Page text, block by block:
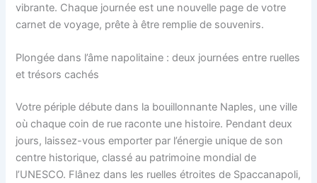
vibrante. Chaque journée est une nouvelle page de votre
carnet de voyage, prête à être remplie de souvenirs.
Plongée dans l’âme napolitaine : deux journées entre ruelles
et trésors cachés
Votre périple débute dans la bouillonnante Naples, une ville
où chaque coin de rue raconte une histoire. Pendant deux
jours, laissez-vous emporter par l’énergie unique de son
centre historique, classé au patrimoine mondial de
l’UNESCO. Flânez dans les ruelles étroites de Spaccanapoli,